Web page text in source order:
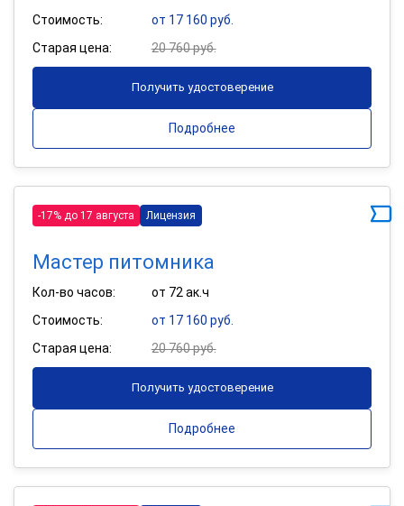
Стоимость:
от 17 160 руб.
Старая цена:
20 760 руб.
Получить удостоверение
Подробнее
-17% до 17 августа Лицензия
Мастер питомника
Кол-во часов:
от 72 ак.ч
Стоимость:
от 17 160 руб.
Старая цена:
20 760 руб.
Получить удостоверение
Подробнее